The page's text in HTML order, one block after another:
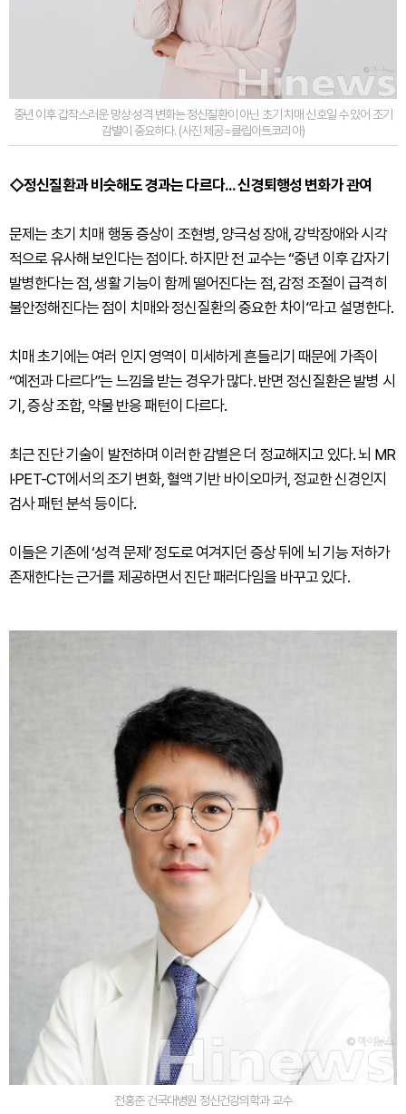
중년 이후 갑작스러운 망상·성격 변화는 정신질환이 아닌 초기 치매 신호일 수 있어 조기
감별이 중요하다. (사진 제공=클립아트코리아)
◇정신질환과 비슷해도 경과는 다르다... 신경퇴행성 변화가 관여
문제는 초기 치매 행동 증상이 조현병, 양극성 장애, 강박장애와 시각
적으로 유사해 보인다는 점이다. 하지만 전 교수는 “중년 이후 갑자기
발병한다는 점, 생활 기능이 함께 떨어진다는 점, 감정 조절이 급격히
불안정해진다는 점이 치매와 정신질환의 중요한 차이”라고 설명한다.
치매 초기에는 여러 인지 영역이 미세하게 흔들리기 때문에 가족이
“예전과 다르다”는 느낌을 받는 경우가 많다. 반면 정신질환은 발병 시
기, 증상 조합, 약물 반응 패턴이 다르다.
최근 진단 기술이 발전하며 이러한 감별은 더 정교해지고 있다. 뇌 MR
I·PET-CT에서의 조기 변화, 혈액 기반 바이오마커, 정교한 신경인지
검사 패턴 분석 등이다.
이들은 기존에 ‘성격 문제’ 정도로 여겨지던 증상 뒤에 뇌 기능 저하가
존재한다는 근거를 제공하면서 진단 패러다임을 바꾸고 있다.
전홍준 건국대병원 정신건강의학과 교수